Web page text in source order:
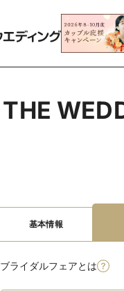
THE
基本情報
ブライダルフェアとは